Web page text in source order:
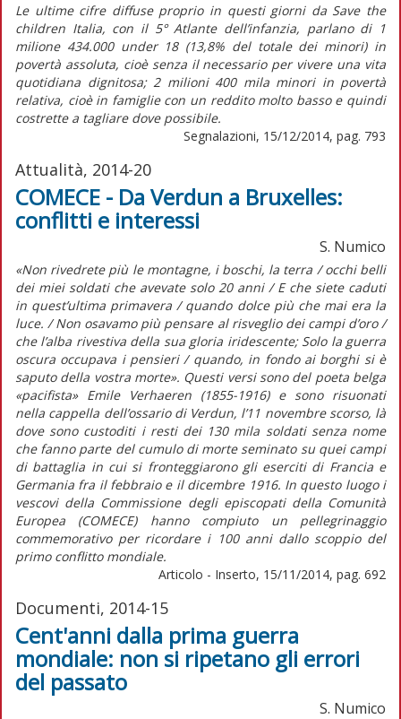
Le ultime cifre diffuse proprio in questi giorni da Save the
children Italia, con il 5° Atlante dell’infanzia, parlano di 1
milione 434.000 under 18 (13,8% del totale dei minori) in
povertà assoluta, cioè senza il necessario per vivere una vita
quotidiana dignitosa; 2 milioni 400 mila minori in povertà
relativa, cioè in famiglie con un reddito molto basso e quindi
costrette a tagliare dove possibile.
Segnalazioni, 15/12/2014, pag. 793
Attualità, 2014-20
COMECE - Da Verdun a Bruxelles:
conflitti e interessi
S. Numico
«Non rivedrete più le montagne, i boschi, la terra / occhi belli
dei miei soldati che avevate solo 20 anni / E che siete caduti
in quest’ultima primavera / quando dolce più che mai era la
luce. / Non osavamo più pensare al risveglio dei campi d’oro /
che l’alba rivestiva della sua gloria iridescente; Solo la guerra
oscura occupava i pensieri / quando, in fondo ai borghi si è
saputo della vostra morte». Questi versi sono del poeta belga
«pacifista» Emile Verhaeren (1855-1916) e sono risuonati
nella cappella dell’ossario di Verdun, l’11 novembre scorso, là
dove sono custoditi i resti dei 130 mila soldati senza nome
che fanno parte del cumulo di morte seminato su quei campi
di battaglia in cui si fronteggiarono gli eserciti di Francia e
Germania fra il febbraio e il dicembre 1916. In questo luogo i
vescovi della Commissione degli episcopati della Comunità
Europea (COMECE) hanno compiuto un pellegrinaggio
commemorativo per ricordare i 100 anni dallo scoppio del
primo conflitto mondiale.
Articolo - Inserto, 15/11/2014, pag. 692
Documenti, 2014-15
Cent'anni dalla prima guerra
mondiale: non si ripetano gli errori
del passato
S. Numico